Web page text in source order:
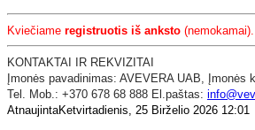
Kviečiame registruotis iš anksto
KONTAKTAI IR REKVIZITAI
​Įmonės pavadinimas: AVEVERA UAB, Įmonės
Tel. Mob.: +370 678 68 888 El.paštas:
AtnaujintaKetvirtadienis, 25 Birželio 2026 12:01